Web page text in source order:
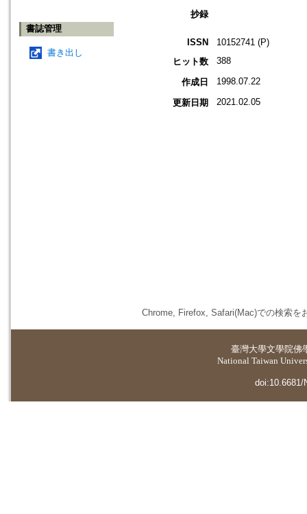
書誌管理
書き出し
抄録
ISSN
10152741 (P)
ヒット数
388
作成日 1998.07.22
更新日期 2021.02.05
Chrome, Firefox, Safari(Mac)での検索を
臺灣大學文學院佛
National Taiwan
doi:10.6681/